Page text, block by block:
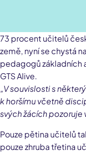
73 procent učitelů
země, nyní se chystá
pedagogů základních
GTS Alive.
„V souvislosti s
k horšímu včetně
svých žácích pozoruje
Pouze pětina učitelů
pouze zhruba třetina